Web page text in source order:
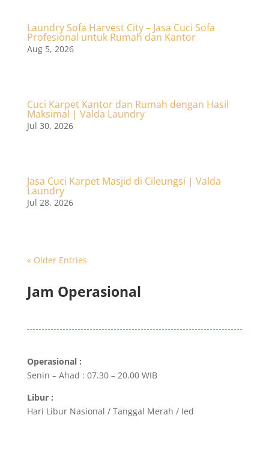
Laundry Sofa Harvest City – Jasa Cuci Sofa
Profesional untuk Rumah dan Kantor
Aug 5, 2026
Cuci Karpet Kantor dan Rumah dengan Hasil
Maksimal | Valda Laundry
Jul 30, 2026
Jasa Cuci Karpet Masjid di Cileungsi | Valda
Laundry
Jul 28, 2026
« Older Entries
Jam Operasional
Operasional :
Senin – Ahad : 07.30 – 20.00 WIB
Libur :
Hari Libur Nasional / Tanggal Merah / Ied